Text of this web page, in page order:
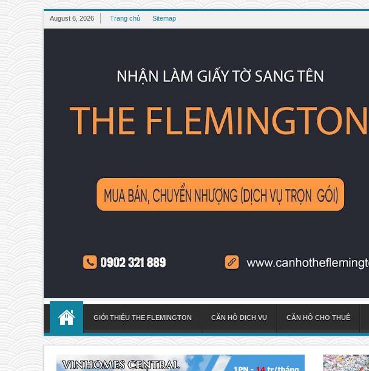
August 6, 2026 Trang chủ Sitemap
GIỚI THIỆU THE FLEMINGTON CĂN HỘ DỊCH VỤ CĂN HỘ CHO THUÊ